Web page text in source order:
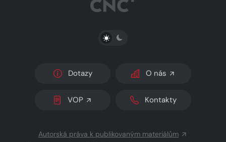
PŘEPNOUT SVĚTLÝ/TMAVÝ REŽIM
Dotazy O nás
VOP Kontakty
Autorská práva k publikovaným materiálům